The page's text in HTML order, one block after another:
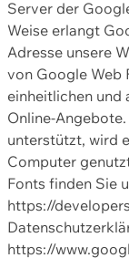
Server der
Weise erlangt
Adresse unsere
von Google Web
einheitlichen und
Online-
unterstützt, wird
Computer
Fonts finden Sie
https://
https://